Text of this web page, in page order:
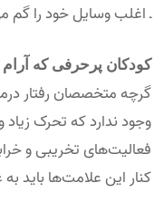
ـ اغلب وسایل خود را گم
کودکان پرحرفی که آرام
گرچه متخصصان رفتار
وجود ندارد که تحرک
فعالیت‌های تخریبی و
کنار این علامت‌ها باید